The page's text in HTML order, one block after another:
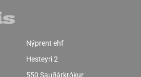
Nýprent ehf
Hesteyri 2
550 Sauðárkrókur